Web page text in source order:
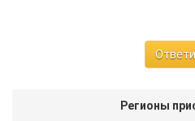
Регионы